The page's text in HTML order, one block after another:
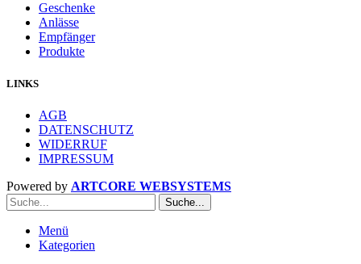
Geschenke
Anlässe
Empfänger
Produkte
LINKS
AGB
DATENSCHUTZ
WIDERRUF
IMPRESSUM
Powered by ARTCORE WEBSYSTEMS
Suche...
Menü
Kategorien